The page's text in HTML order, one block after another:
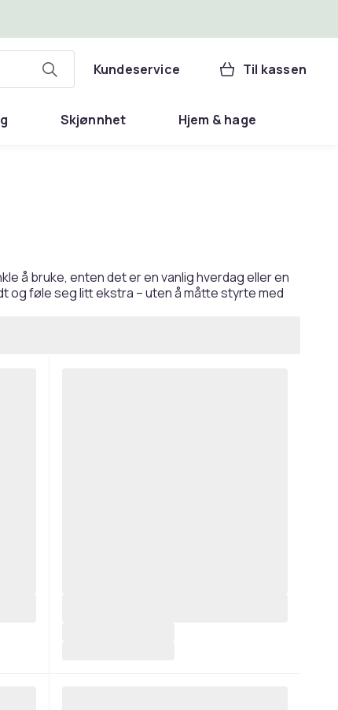
Kundeservice Til kassen
Skjønnhet Hjem & hage
å bruke, enten det er en vanlig hverdag eller en
og føle seg litt ekstra – uten å måtte styrte med